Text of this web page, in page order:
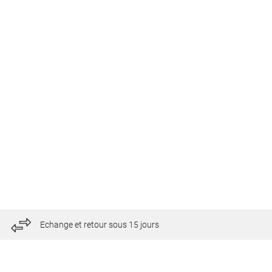
Echange et retour sous 15 jours